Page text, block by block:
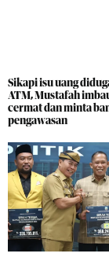
Sikapi isu uang
ATM, Mustafah
cermat dan minta
pengawasan